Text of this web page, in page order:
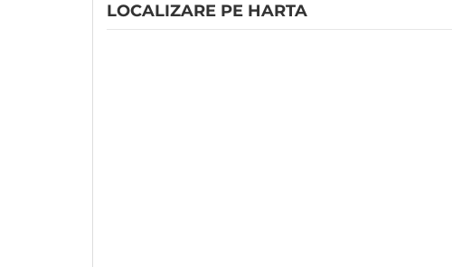
LOCALIZARE PE HARTA